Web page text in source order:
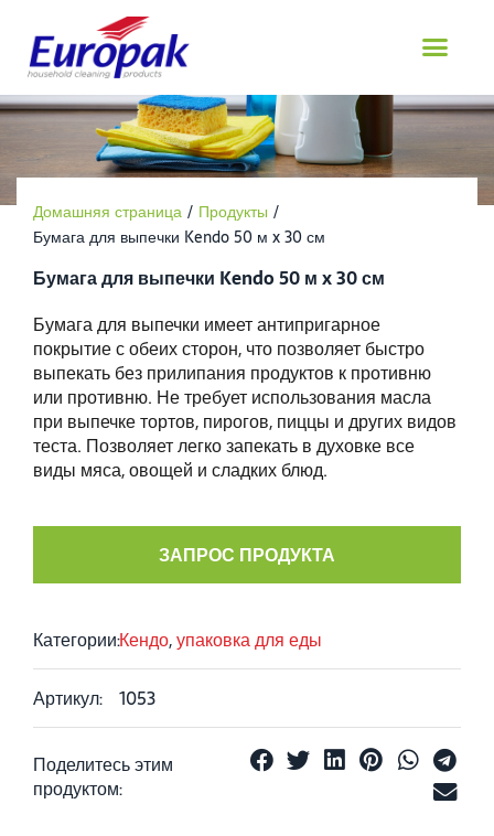
содержанию
Домашняя страница / Продукты /
Бумага для выпечки Kendo 50 м x 30 см
Бумага для выпечки Kendo 50 м x 30 см
Бумага для выпечки имеет антипригарное
покрытие с обеих сторон, что позволяет быстро
выпекать без прилипания продуктов к противню
или противню. Не требует использования масла
при выпечке тортов, пирогов, пиццы и других видов
теста. Позволяет легко запекать в духовке все
виды мяса, овощей и сладких блюд.
ЗАПРОС ПРОДУКТА
Категории:Кендо,упаковка для еды
Артикул: 1053
Поделитесь этим
продуктом: